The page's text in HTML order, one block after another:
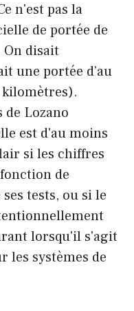
n'est pas la
de portée de
On disait
une portée d’au
Lozano
est d'au moins
si les chiffres
de
tests, ou si le
lorsqu'il s'agit
les systèmes de